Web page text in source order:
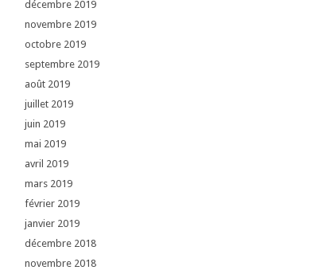
décembre 2019
novembre 2019
octobre 2019
septembre 2019
août 2019
juillet 2019
juin 2019
mai 2019
avril 2019
mars 2019
février 2019
janvier 2019
décembre 2018
novembre 2018